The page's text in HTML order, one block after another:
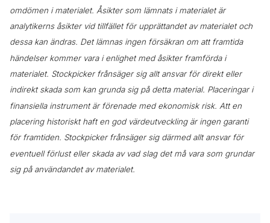
omdömen i materialet. Åsikter som lämnats i materialet är
analytikerns åsikter vid tillfället för upprättandet av materialet och
dessa kan ändras. Det lämnas ingen försäkran om att framtida
händelser kommer vara i enlighet med åsikter framförda i
materialet. Stockpicker frånsäger sig allt ansvar för direkt eller
indirekt skada som kan grunda sig på detta material. Placeringar i
finansiella instrument är förenade med ekonomisk risk. Att en
placering historiskt haft en god värdeutveckling är ingen garanti
för framtiden. Stockpicker frånsäger sig därmed allt ansvar för
eventuell förlust eller skada av vad slag det må vara som grundar
sig på användandet av materialet.